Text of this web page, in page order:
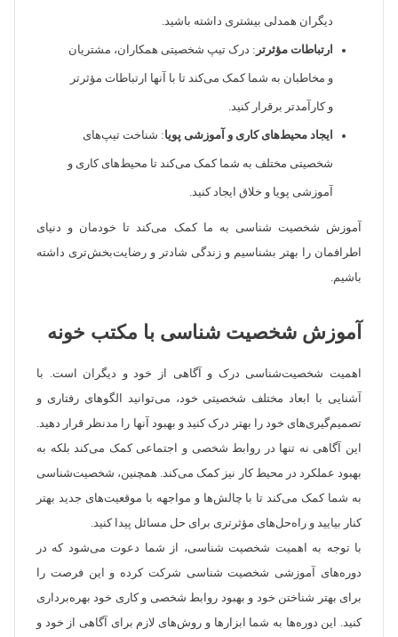
دیگران همدلی بیشتری داشته باشید.
ارتباطات مؤثرتر : درک تیپ شخصیتی همکاران، مشتریان
و مخاطبان به شما کمک می‌کند تا با آنها ارتباطات مؤثرتر
و کارآمدتر برقرار کنید.
ایجاد محیط‌های کاری و آموزشی پویا: شناخت تیپ‌های
شخصیتی مختلف به شما کمک می‌کند تا محیط‌های کاری و
آموزشی پویا و خلاق ایجاد کنید.
آموزش شخصیت شناسی به ما کمک می‌کند تا خودمان و دنیای
اطرافمان را بهتر بشناسیم و زندگی شادتر و رضایت‌بخش‌تری داشته
باشیم.
آموزش شخصیت شناسی با مکتب خونه
اهمیت شخصیت‌شناسی درک و آگاهی از خود و دیگران است. با
آشنایی با ابعاد مختلف شخصیتی خود، می‌توانید الگوهای رفتاری و
تصمیم‌گیری‌های خود را بهتر درک کنید و بهبود آنها را مدنظر قرار دهید.
این آگاهی نه تنها در روابط شخصی و اجتماعی کمک می‌کند بلکه به
بهبود عملکرد در محیط کار نیز کمک می‌کند. همچنین، شخصیت‌شناسی
به شما کمک می‌کند تا با چالش‌ها و مواجهه با موقعیت‌های جدید بهتر
کنار بیایید و راه‌حل‌های مؤثرتری برای حل مسائل پیدا کنید.
با توجه به اهمیت شخصیت شناسی، از شما دعوت می‌شود که در
دوره‌های آموزشی شخصیت‌ شناسی شرکت کرده و این فرصت را
برای بهتر شناختن خود و بهبود روابط شخصی و کاری خود بهره‌برداری
کنید. این دوره‌ها به شما ابزارها و روش‌های لازم برای آگاهی از خود و